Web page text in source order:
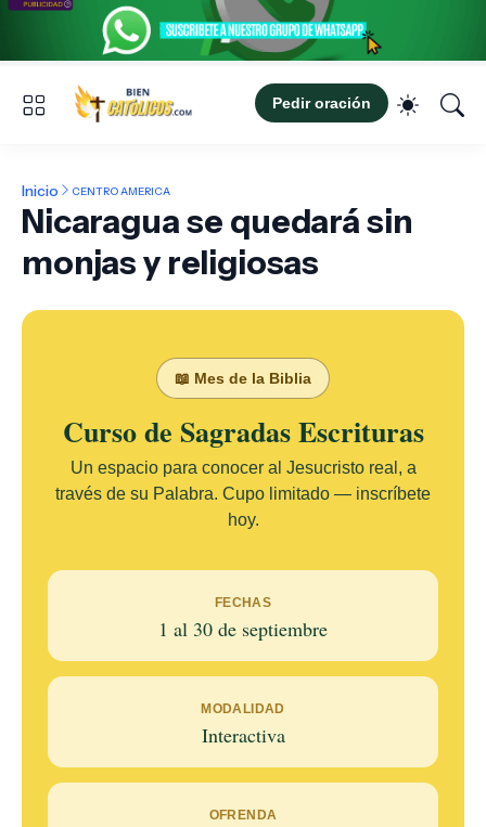
Pedir oración
Inicio CENTRO AMERICA
Nicaragua se quedará sin
monjas y religiosas
📖 Mes de la Biblia
Curso de Sagradas Escrituras
Un espacio para conocer al Jesucristo real, a
través de su Palabra. Cupo limitado — inscríbete
hoy.
FECHAS
1 al 30 de septiembre
MODALIDAD
Interactiva
OFRENDA